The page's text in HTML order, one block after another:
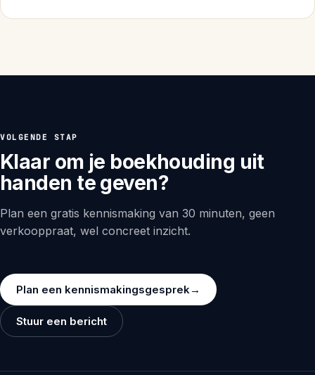
VOLGENDE STAP
Klaar om je boekhouding uit
handen te geven?
Plan een gratis kennismaking van 30 minuten, geen
verkooppraat, wel concreet inzicht.
Plan een kennismakingsgesprek→
Stuur een bericht